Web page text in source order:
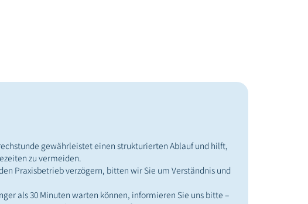
gewährleistet einen strukturierten Ablauf und hilft,
zu vermeiden.
Praxisbetrieb verzögern, bitten wir Sie um Verständnis und
als 30 Minuten warten können, informieren Sie uns bitte –